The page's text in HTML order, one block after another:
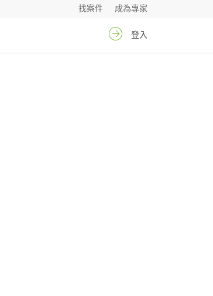
成為專家
找案件
登入